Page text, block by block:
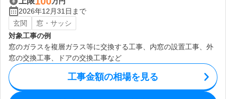
2026年12月31日まで
玄関
窓・サッシ
対象工事の例
窓のガラスを複層ガラス等に交換する工事、内窓の設置工事、外
窓の交換工事、ドアの交換工事など
工事金額の相場を見る